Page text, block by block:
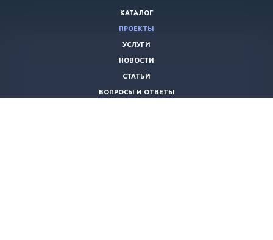
КАТАЛОГ
ПРОЕКТЫ
УСЛУГИ
НОВОСТИ
СТАТЬИ
ВОПРОСЫ И ОТВЕТЫ